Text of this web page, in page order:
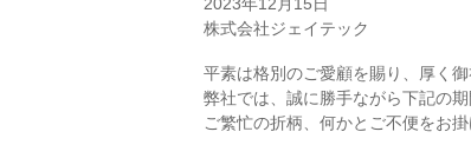
株式会社ジェイテック
平素は格別のご愛顧を賜り、厚く御
弊社では、誠に勝手ながら下記の
ご繁忙の折柄、何かとご不便をお